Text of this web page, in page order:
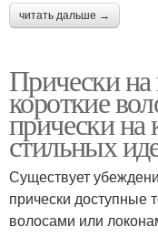
читать дальше →
Прически
короткие
прически на
стильных
Существует
прически доступные
волосами или